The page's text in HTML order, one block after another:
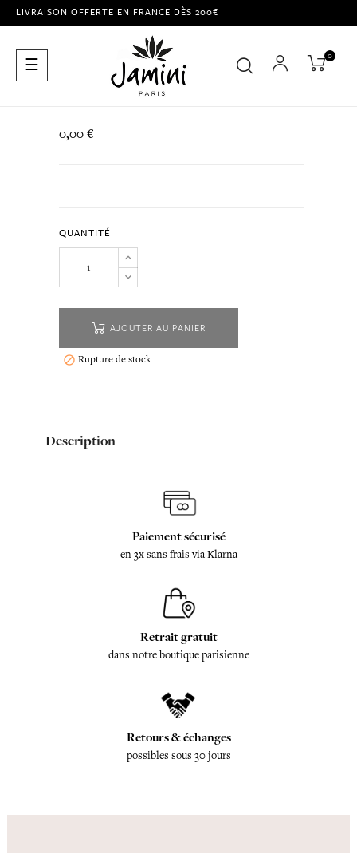
LIVRAISON OFFERTE EN FRANCE DÈS 200€
Basculer
la
☰ 0
0,00 €
QUANTITÉ
AJOUTER AU PANIER
 Rupture de stock
Description
Paiement sécurisé
en 3x sans frais via Klarna
Retrait gratuit
dans notre boutique parisienne
Retours & échanges
possibles sous 30 jours